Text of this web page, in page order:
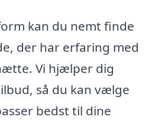
kan du nemt finde
der har erfaring med
Vi hjælper dig
så du kan vælge
bedst til dine